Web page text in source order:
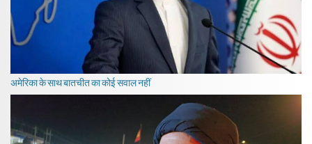
अमेरिका के साथ बातचीत का कोई सवाल नहीं